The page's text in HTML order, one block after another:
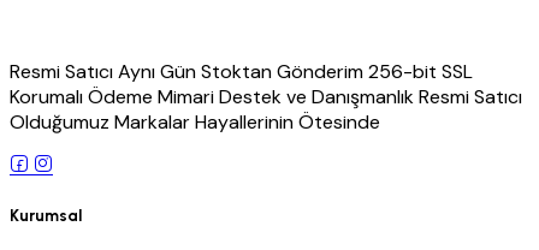
Resmi Satıcı Aynı Gün Stoktan Gönderim 256-bit SSL
Korumalı Ödeme Mimari Destek ve Danışmanlık Resmi Satıcı
Olduğumuz Markalar Hayallerinin Ötesinde
Kurumsal